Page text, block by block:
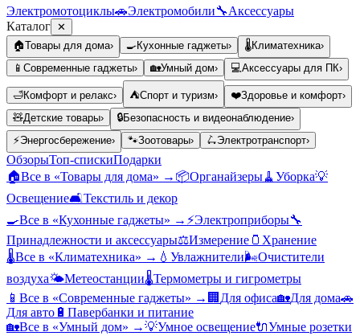
Электромотоциклы🚗Электромобили🔧Аксессуары
Каталог ✕
🏠Товары для дома› 🍳Кухонные гаджеты› 🌡️Климатехника›
📱 Современные гаджеты› 🏡Умный дом› 💻Аксессуары для ПК›
🛁Комфорт и релакс› ⛺Спорт и туризм› ❤️Здоровье и комфорт›
🧸Детские товары› 🔒Безопасность и видеонаблюдение›
⚡Энергосбережение› 🐾Зоотовары› 🛴Электротранспорт›
ОбзорыТоп-спискиПодарки
🏠Все в «Товары для дома» → 📦Органайзеры🧹 Уборка💡
Освещение🛋️Текстиль и декор
🍳Все в «Кухонные гаджеты» → ⚡Электроприборы🔧
Принадлежности и аксессуары⚖️Измерение 🫙 Хранение
🌡️Все в «Климатехника» → 💧 Увлажнители🌬️Очистители
воздуха🌤️Метеостанции🌡️Термометры и гигрометры
📱 Все в «Современные гаджеты» → 🏢 Для офиса🏡Для дома🚗
Для авто 🔋 Павербанки и питание
🏡Все в «Умный дом» →💡Умное освещение🔌Умные розетки